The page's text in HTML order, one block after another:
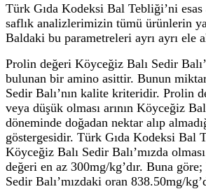
Türk Gıda Kodeksi Bal Tebliği’ni esas
saflık analizlerimizin tümü ürünlerin
Baldaki bu parametreleri ayrı ayrı ele
Prolin değeri Köyceğiz Balı Sedir
bulunan bir amino asittir. Bunun
Sedir Balı’nın kalite kriteridir. Prolin
veya düşük olması arının Köyceğiz
döneminde doğadan nektar alıp
göstergesidir. Türk Gıda Kodeksi Bal
Köyceğiz Balı Sedir Balı’mızda
değeri en az 300mg/kg’dır. Buna
Sedir Balı’mızdaki oran 838.50mg/